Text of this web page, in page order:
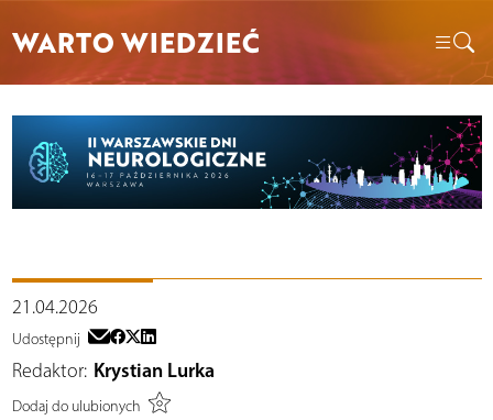
WARTO WIEDZIEĆ
21.04.2026
Udostępnij
Redaktor: Krystian Lurka
Dodaj do ulubionych